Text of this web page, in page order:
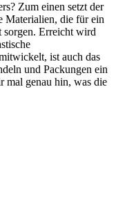
Zum einen setzt der
Materialien, die für ein
sorgen. Erreicht wird
ist auch das
und Packungen ein
mal genau hin, was die